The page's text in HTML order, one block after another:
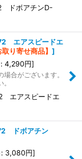
ドボアチンD-
エアスピードエ
取り寄せ商品】 ]
: 4,290円]
合がございます。
エアスピードエ
ドボアチン
: 3,080円]